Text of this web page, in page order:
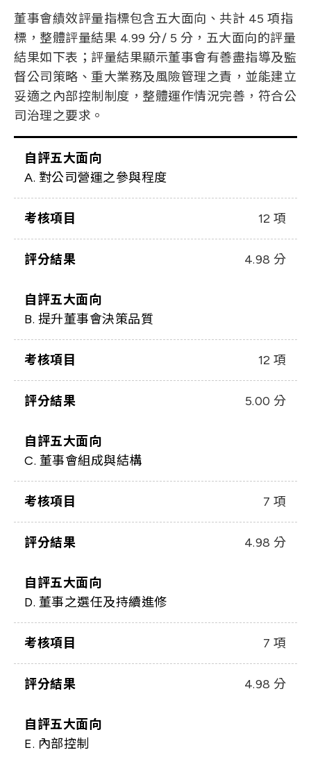
董事會績效評量指標包含五大面向、共計 45 項指
標，整體評量結果 4.99 分/ 5 分，五大面向的評量
結果如下表；評量結果顯示董事會有善盡指導及監
督公司策略、重大業務及風險管理之責，並能建立
妥適之內部控制制度，整體運作情況完善，符合公
司治理之要求。
自評五大面向
A. 對公司營運之參與程度
考核項目 12 項
評分結果 4.98 分
自評五大面向
B. 提升董事會決策品質
考核項目 12 項
評分結果 5.00 分
自評五大面向
C. 董事會組成與結構
考核項目 7 項
評分結果 4.98 分
自評五大面向
D. 董事之選任及持續進修
考核項目 7 項
評分結果 4.98 分
自評五大面向
E. 內部控制